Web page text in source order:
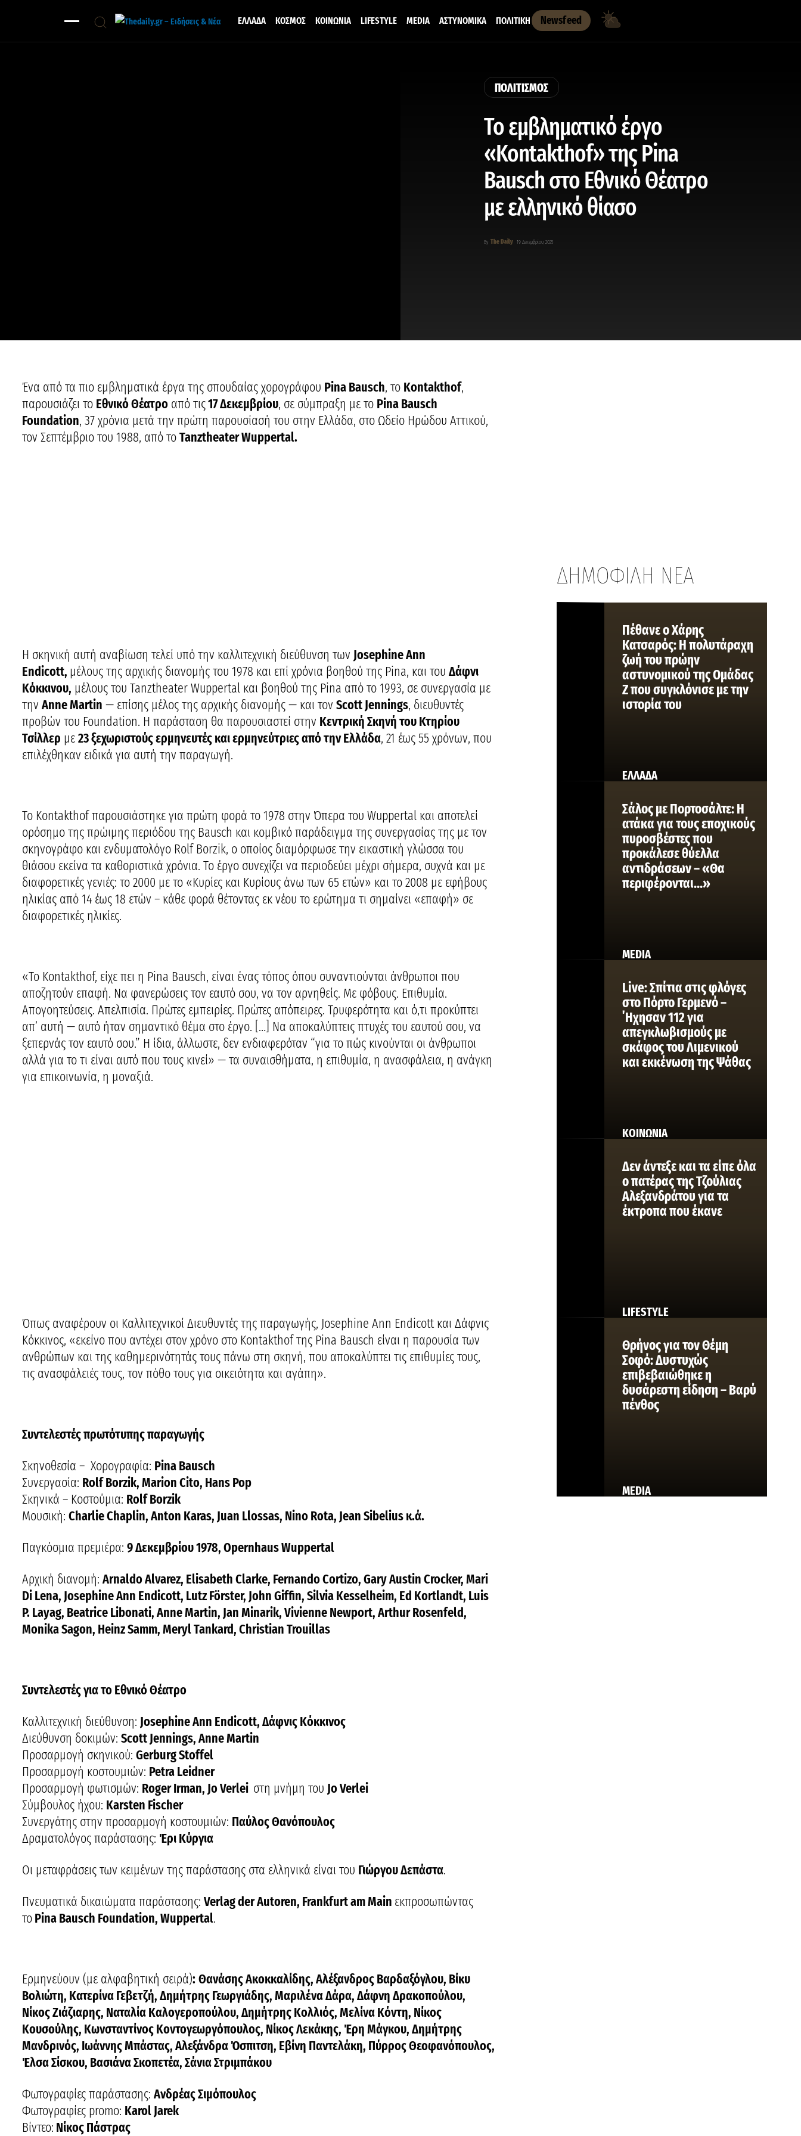
ΕΛΛΑΔΑ ΚΟΣΜΟΣ ΚΟΙΝΩΝΙΑ LIFESTYLE MEDIA ΑΣΤΥΝΟΜΙΚΑ ΠΟΛΙΤΙΚΗ Newsfeed
ΠΟΛΙΤΙΣΜΟΣ
Το εμβληματικό έργο
«Kontakthof» της Pina
Bausch στο Εθνικό Θέατρο
με ελληνικό θίασο
By The Daily 19 Δεκεμβρίου, 2025
Ένα από τα πιο εμβληματικά έργα της σπουδαίας χορογράφου Pina Bausch, το Kontakthof,
παρουσιάζει το Εθνικό Θέατρο από τις17 Δεκεμβρίου, σε σύμπραξη με το Pina Bausch
Foundation, 37 χρόνια μετά την πρώτη παρουσίασή του στην Ελλάδα, στο Ωδείο Ηρώδου Αττικού,
τον Σεπτέμβριο του 1988, από τοTanztheater Wuppertal.
Η σκηνική αυτή αναβίωση τελεί υπό την καλλιτεχνική διεύθυνση των Josephine Ann
Endicott, μέλους της αρχικής διανομής του 1978 και επί χρόνια βοηθού της Pina, και του Δάφνι
Κόκκινου, μέλους του Tanztheater Wuppertal και βοηθού της Pina από το 1993, σε συνεργασία με
την Anne Martin — επίσης μέλος της αρχικής διανομής — και τον Scott Jennings, διευθυντές
προβών του Foundation. Η παράσταση θα παρουσιαστεί στην Κεντρική Σκηνή του Κτηρίου
Τσίλλερ με23 ξεχωριστούς ερμηνευτές και ερμηνεύτριες από την Ελλάδα, 21 έως 55 χρόνων, που
επιλέχθηκαν ειδικά για αυτή την παραγωγή.
Το Kontakthof παρουσιάστηκε για πρώτη φορά το 1978 στην Όπερα του Wuppertal και αποτελεί
ορόσημο της πρώιμης περιόδου της Bausch και κομβικό παράδειγμα της συνεργασίας της με τον
σκηνογράφο και ενδυματολόγο Rolf Borzik, ο οποίος διαμόρφωσε την εικαστική γλώσσα του
θιάσου εκείνα τα καθοριστικά χρόνια. Το έργο συνεχίζει να περιοδεύει μέχρι σήμερα, συχνά και με
διαφορετικές γενιές: το 2000 με το «Κυρίες και Κυρίους άνω των 65 ετών» και το 2008 με εφήβους
ηλικίας από 14 έως 18 ετών – κάθε φορά θέτοντας εκ νέου το ερώτημα τι σημαίνει «επαφή» σε
διαφορετικές ηλικίες.
«Το Kontakthof, είχε πει η Pina Bausch, είναι ένας τόπος όπου συναντιούνται άνθρωποι που
αποζητούν επαφή. Να φανερώσεις τον εαυτό σου, να τον αρνηθείς. Με φόβους. Επιθυμία.
Απογοητεύσεις. Απελπισία. Πρώτες εμπειρίες. Πρώτες απόπειρες. Τρυφερότητα και ό,τι προκύπτει
απ’ αυτή — αυτό ήταν σημαντικό θέμα στο έργο. […] Να αποκαλύπτεις πτυχές του εαυτού σου, να
ξεπερνάς τον εαυτό σου.” Η ίδια, άλλωστε, δεν ενδιαφερόταν “για το πώς κινούνται οι άνθρωποι
αλλά για το τι είναι αυτό που τους κινεί» — τα συναισθήματα, η επιθυμία, η ανασφάλεια, η ανάγκη
για επικοινωνία, η μοναξιά.
Όπως αναφέρουν οι Καλλιτεχνικοί Διευθυντές της παραγωγής, Josephine Ann Endicott και Δάφνις
Κόκκινος, «εκείνο που αντέχει στον χρόνο στο Kontakthof της Pina Bausch είναι η παρουσία των
ανθρώπων και της καθημερινότητάς τους πάνω στη σκηνή, που αποκαλύπτει τις επιθυμίες τους,
τις ανασφάλειές τους, τον πόθο τους για οικειότητα και αγάπη».
Συντελεστές πρωτότυπης παραγωγής
Σκηνοθεσία – Χορογραφία: Pina Bausch
Συνεργασία: Rolf Borzik, Marion Cito, Hans Pop
Σκηνικά – Κοστούμια: Rolf Borzik
Μουσική: Charlie Chaplin, Anton Karas, Juan Llossas, Nino Rota, Jean Sibelius κ.ά.
Παγκόσμια πρεμιέρα: 9 Δεκεμβρίου 1978, Opernhaus Wuppertal
Αρχική διανομή: Arnaldo Alvarez, Elisabeth Clarke, Fernando Cortizo, Gary Austin Crocker, Mari
Di Lena, Josephine Ann Endicott, Lutz Förster, John Giffin, Silvia Kesselheim, Ed Kortlandt, Luis
P. Layag, Beatrice Libonati, Anne Martin, Jan Minarik, Vivienne Newport, Arthur Rosenfeld,
Monika Sagon, Heinz Samm, Meryl Tankard, Christian Trouillas
Συντελεστές για το Εθνικό Θέατρο
Καλλιτεχνική διεύθυνση: Josephine Ann Endicott, Δάφνις Κόκκινος
Διεύθυνση δοκιμών: Scott Jennings, Anne Martin
Προσαρμογή σκηνικού: Gerburg Stoffel
Προσαρμογή κοστουμιών: Petra Leidner
Προσαρμογή φωτισμών: Roger Irman, Jo Verlei στη μνήμη του Jo Verlei
Σύμβουλος ήχου: Karsten Fischer
Συνεργάτης στην προσαρμογή κοστουμιών: Παύλος Θανόπουλος
Δραματολόγος παράστασης: Έρι Κύργια
Οι μεταφράσεις των κειμένων της παράστασης στα ελληνικά είναι του Γιώργου Δεπάστα.
Πνευματικά δικαιώματα παράστασης: Verlag der Autoren, Frankfurt am Main εκπροσωπώντας
τοPina Bausch Foundation, Wuppertal.
Ερμηνεύουν (με αλφαβητική σειρά): Θανάσης Ακοκκαλίδης, Αλέξανδρος Βαρδαξόγλου, Βίκυ
Βολιώτη, Κατερίνα Γεβετζή, Δημήτρης Γεωργιάδης, Μαριλένα Δάρα, Δάφνη Δρακοπούλου,
Νίκος Ζιάζιαρης, Ναταλία Καλογεροπούλου, Δημήτρης Κολλιός, Μελίνα Κόντη, Νίκος
Κουσούλης, Κωνσταντίνος Κοντογεωργόπουλος, Νίκος Λεκάκης, Έρη Μάγκου, Δημήτρης
Μανδρινός, Ιωάννης Μπάστας, Αλεξάνδρα Όσπιτση, Εβίνη Παντελάκη, Πύρρος Θεοφανόπουλος,
Έλσα Σίσκου, Βασιάνα Σκοπετέα, Σάνια Στριμπάκου
Φωτογραφίες παράστασης: Ανδρέας Σιμόπουλος
Φωτογραφίες promo: Karol Jarek
Βίντεο: Νίκος Πάστρας
ΔΗΜΟΦΙΛΗ ΝΕΑ
ΕΛΛΑΔΑ
Πέθανε ο Χάρης
Κατσαρός: Η πολυτάραχη
ζωή του πρώην
αστυνομικού της Ομάδας
Ζ που συγκλόνισε με την
ιστορία του
MEDIA
Σάλος με Πορτοσάλτε: Η
ατάκα για τους εποχικούς
πυροσβέστες που
προκάλεσε θύελλα
αντιδράσεων – «Θα
περιφέρονται…»
ΚΟΙΝΩΝΙΑ
Live: Σπίτια στις φλόγες
στο Πόρτο Γερμενό –
΄Ηχησαν 112 για
απεγκλωβισμούς με
σκάφος του Λιμενικού
και εκκένωση της Ψάθας
LIFESTYLE
Δεν άντεξε και τα είπε όλα
ο πατέρας της Τζούλιας
Αλεξανδράτου για τα
έκτροπα που έκανε
MEDIA
Θρήνος για τον Θέμη
Σοφό: Δυστυχώς
επιβεβαιώθηκε η
δυσάρεστη είδηση – Βαρύ
πένθος